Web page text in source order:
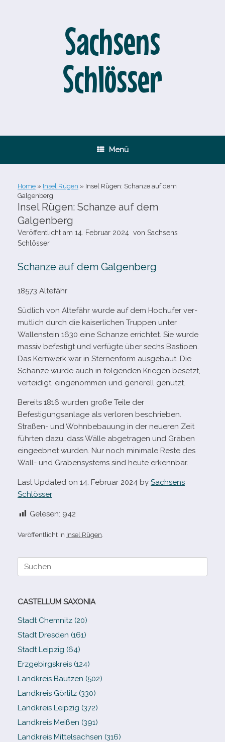
Sachsens
Schlösser
Menü
Home » Insel Rügen » Insel Rügen: Schanze auf dem
Galgenberg
Insel Rügen: Schanze auf dem
Galgenberg
Veröffentlicht am 14. Februar 2024 von Sachsens
Schlösser
Schanze auf dem Galgenberg
18573 Altefähr
Südlich von Altefähr wurde auf dem Hochufer ver­
mut­lich durch die kai­ser­li­chen Truppen unter
Wallenstein 1630 eine Schanze errich­tet. Sie wurde
mas­siv befes­tigt und ver­fügte über sechs Bastioen.
Das Kernwerk war in Sternenform aus­ge­baut. Die
Schanze wurde auch in fol­gen­den Kriegen besetzt,
ver­tei­digt, ein­ge­nom­men und gene­rell genutzt.
Bereits 1816 wur­den große Teile der
Befestigungsanlage als ver­lo­ren beschrie­ben.
Straßen- und Wohnbebauung in der neue­ren Zeit
führ­ten dazu, dass Wälle abge­tra­gen und Gräben
ein­ge­eb­net wur­den. Nur noch mini­male Reste des
Wall- und Grabensystems sind heute erkennbar.
Last Updated on 14. Februar 2024 by Sachsens
Schlösser
Gelesen: 942
Veröffentlicht in Insel Rügen
Suche
CASTELLUM SAXONIA
Stadt Chemnitz (20)
Stadt Dresden (161)
Stadt Leipzig (64)
Erzgebirgskreis (124)
Landkreis Bautzen (502)
Landkreis Görlitz (330)
Landkreis Leipzig (372)
Landkreis Meißen (391)
Landkreis Mittelsachsen (316)